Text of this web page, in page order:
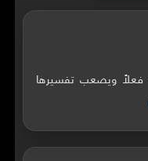
فعلاً ويصعب تفسيرها